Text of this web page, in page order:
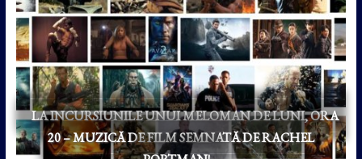
LA INCURSIUNILE UNUI MELOMAN DE LUNI, ORA
20 – MUZICĂ DE FILM SEMNATĂ DE RACHEL